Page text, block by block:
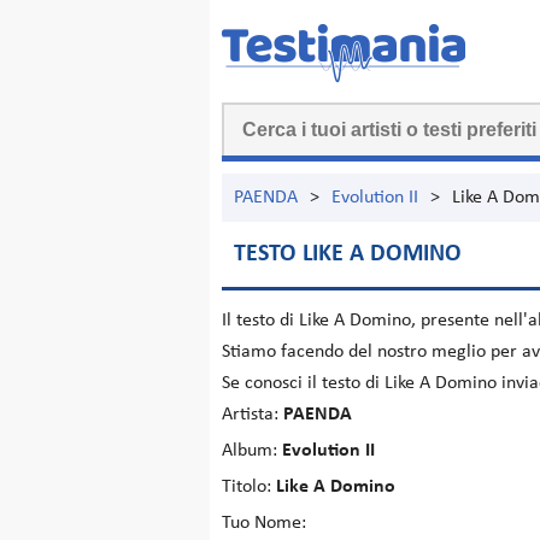
PAENDA > Evolution II > Like A
TESTO LIKE A DOMINO
Il testo di Like A Domino, presente
Stiamo facendo del nostro meglio per
Se conosci il testo di Like A Domino
Artista: PAENDA
Album: Evolution II
Titolo: Like A Domino
Tuo Nome: